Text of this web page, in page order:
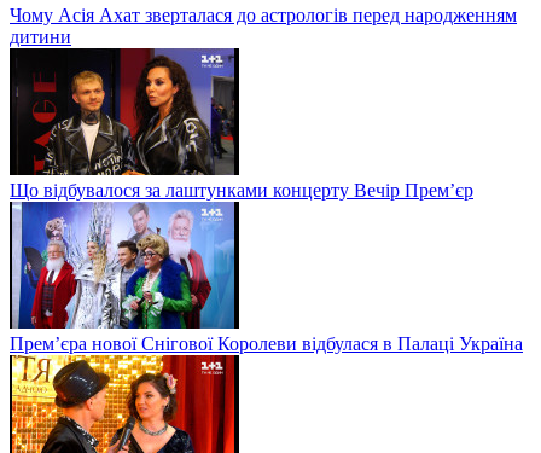
Чому Асія Ахат зверталася до астрологів перед народженням
дитини
Що відбувалося за лаштунками концерту Вечір Прем’єр
Прем’єра нової Снігової Королеви відбулася в Палаці Україна